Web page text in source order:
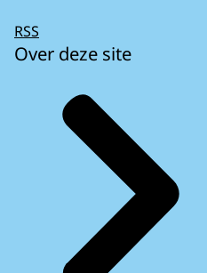
RSS
Over deze site